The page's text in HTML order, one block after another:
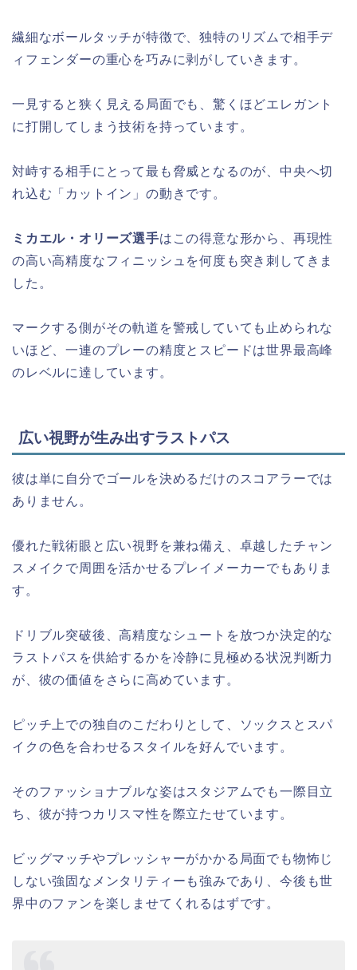
繊細なボールタッチが特徴で、独特のリズムで相手デ
ィフェンダーの重心を巧みに剥がしていきます。
一見すると狭く見える局面でも、驚くほどエレガント
に打開してしまう技術を持っています。
対峙する相手にとって最も脅威となるのが、中央へ切
れ込む「カットイン」の動きです。
ミカエル・オリーズ選手はこの得意な形から、再現性
の高い高精度なフィニッシュを何度も突き刺してきま
した。
マークする側がその軌道を警戒していても止められな
いほど、一連のプレーの精度とスピードは世界最高峰
のレベルに達しています。
広い視野が生み出すラストパス
彼は単に自分でゴールを決めるだけのスコアラーでは
ありません。
優れた戦術眼と広い視野を兼ね備え、卓越したチャン
スメイクで周囲を活かせるプレイメーカーでもありま
す。
ドリブル突破後、高精度なシュートを放つか決定的な
ラストパスを供給するかを冷静に見極める状況判断力
が、彼の価値をさらに高めています。
ピッチ上での独自のこだわりとして、ソックスとスパ
イクの色を合わせるスタイルを好んでいます。
そのファッショナブルな姿はスタジアムでも一際目立
ち、彼が持つカリスマ性を際立たせています。
ビッグマッチやプレッシャーがかかる局面でも物怖じ
しない強固なメンタリティーも強みであり、今後も世
界中のファンを楽しませてくれるはずです。